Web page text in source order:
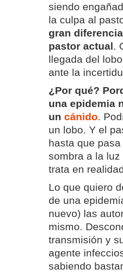
siendo
la culpa al
gran
pastor actual.
llegada del
ante la
¿Por qué?
una epidemia
un cánido.
un lobo. Y el
hasta que
sombra a la
trata en
Lo que quiero
de una
nuevo) las
mismo.
transmisión y
agente
sabiendo